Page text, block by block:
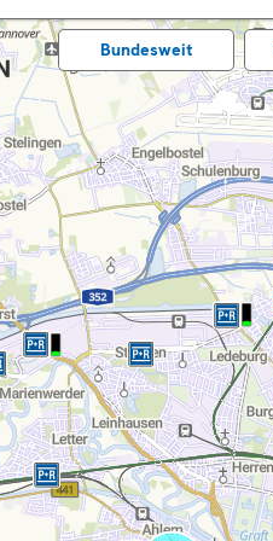
Bundes­weit